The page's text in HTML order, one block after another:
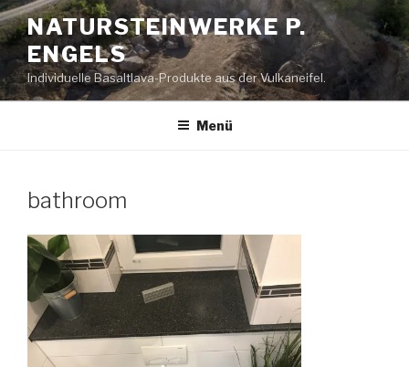
Zum
Inhalt
springen
NATURSTEINWERKE P.
ENGELS
Individuelle Basaltlava-Produkte aus der Vulkaneifel.
Menü
bathroom